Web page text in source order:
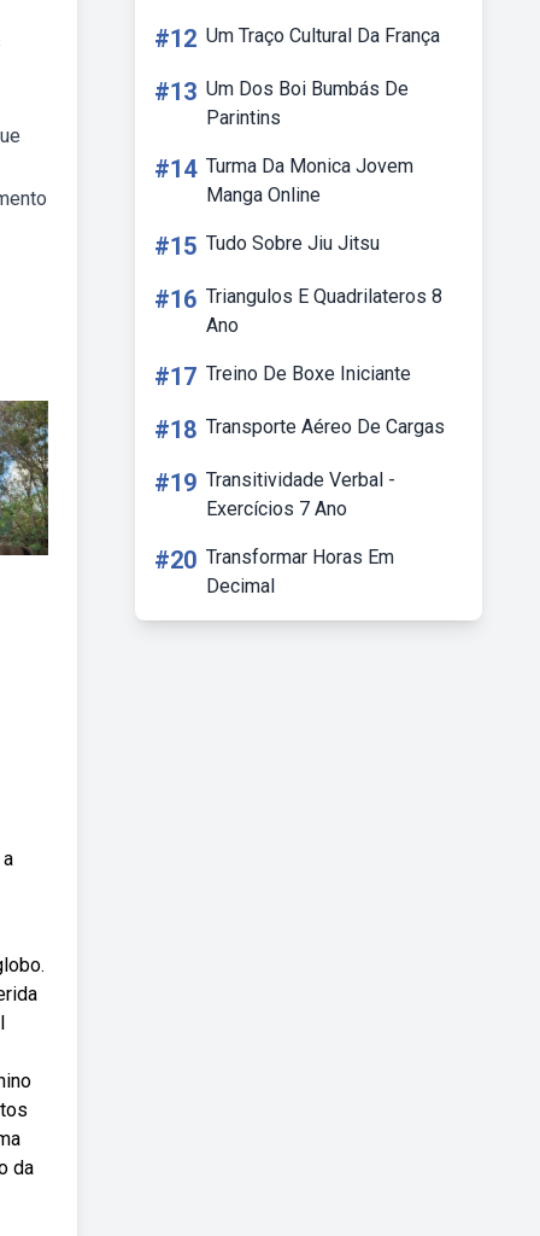
da
#12 Um Traço Cultural Da França
#13 Um Dos Boi Bumbás De
Parintins
#14 Turma Da Monica Jovem
Manga Online
#15 Tudo Sobre Jiu Jitsu
#16 Triangulos E Quadrilateros 8
Ano
#17 Treino De Boxe Iniciante
#18 Transporte Aéreo De Cargas
#19 Transitividade Verbal -
Exercícios 7 Ano
#20 Transformar Horas Em
Decimal